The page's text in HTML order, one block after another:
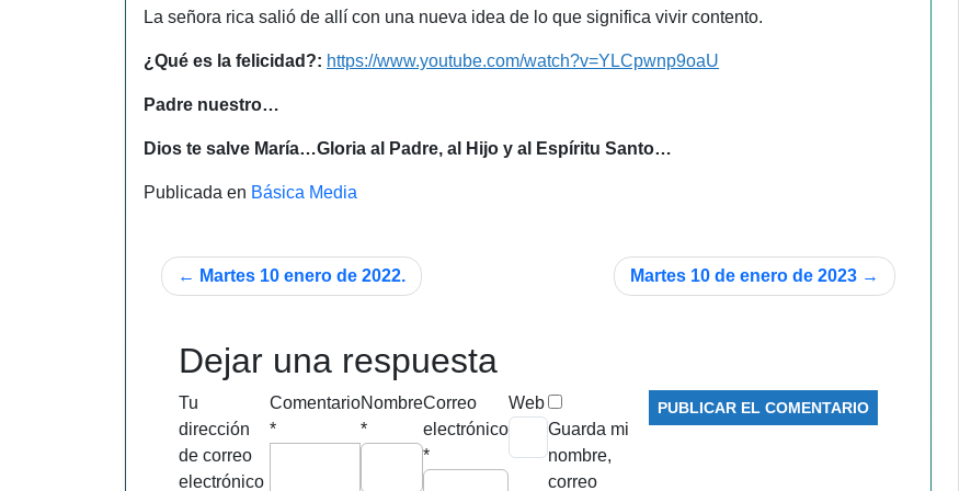
La señora rica salió de allí con una nueva idea de lo que significa vivir contento.
¿Qué es la felicidad?: https://www.youtube.com/watch?v=YLCpwnp9oaU
Padre nuestro…
Dios te salve María…Gloria al Padre, al Hijo y al Espíritu Santo…
Publicada en Básica Media
Navegación
entradas
Martes 10 enero de 2022. Martes 10 de enero de 2023
Dejar una respuesta
Tu
dirección
de correo
electrónico
Comentario
*
Nombre
*
Correo
electrónico
*
Web
Guarda mi
nombre,
correo